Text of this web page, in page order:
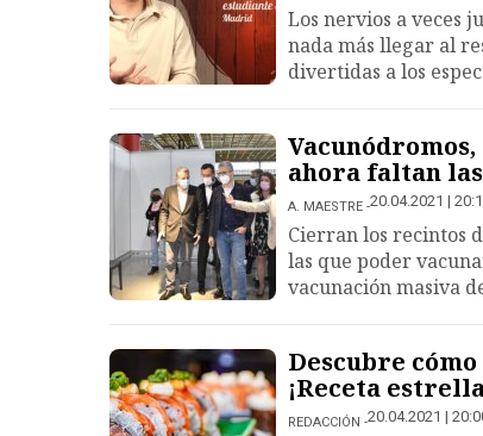
Los nervios a veces
nada más llegar al
divertidas a los
ahora faltan
A. MAESTRE 20.04.2021 |
Cierran los recintos
las que poder
vacunación masiva
Descubre
¡Receta
REDACCIÓN 20.04.2021 |